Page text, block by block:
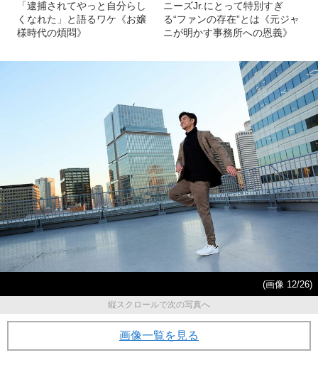
「逮捕されてやっと自分らし
くなれた」と語るワケ《お嬢
様時代の煩悶》
ニーズJr.にとって特別すぎ
る“ファンの存在”とは《元ジャ
ニが明かす事務所への恩義》
(画像 12/26)
縦スクロールで次の写真へ
画像一覧を見る